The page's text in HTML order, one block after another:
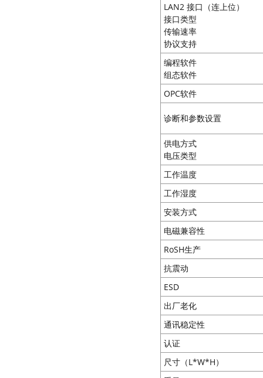
LAN2 接口（连上位）
接口类型
传输速率
协议支持
编程软件
组态软件
OPC软件
诊断和参数设置
供电方式
电压类型
工作温度
工作湿度
安装方式
电磁兼容性
RoSH生产
抗震动
ESD
出厂老化
通讯稳定性
认证
尺寸（L*W*H）